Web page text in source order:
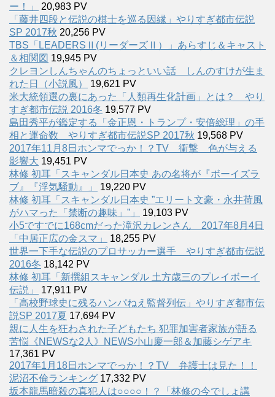
ー！」
20,983 PV
「藤井四段と伝説の棋士を巡る因縁」やりすぎ都市伝説
SP 2017秋 20,256 PV
TBS「LEADERSⅡ(リーダーズⅡ）」あらすじ＆キャスト
＆相関図 19,945 PV
クレヨンしんちゃんのちょっといい話 しんのすけが生ま
れた日（小説風）
19,621 PV
米大統領選の裏にあった「人類再生化計画」とは？ やり
すぎ都市伝説 2016冬 19,577 PV
島田秀平が鑑定する「金正恩・トランプ・安倍総理」の手
相と運命数 やりすぎ都市伝説SP 2017秋 19,568 PV
2017年11月8日ホンマでっか！？TV 衝撃 色が与える
影響大 19,451 PV
林修 初耳「スキャンダル日本史 あの名将が『ボーイズラ
ブ』『浮気騒動』」
19,220 PV
林修 初耳「スキャンダル日本史 ”エリート文豪・永井荷風
がハマった「禁断の趣味」”」
19,103 PV
小5ですでに168cmだった滝沢カレンさん 2017年8月4日
「中居正広の金スマ」
18,255 PV
世界一下手な伝説のプロサッカー選手 やりすぎ都市伝説
2016冬 18,142 PV
林修 初耳「新撰組スキャンダル 土方歳三のプレイボーイ
伝説」
17,911 PV
「高校野球史に残るハンパねえ監督列伝」やりすぎ都市伝
説SP 2017夏 17,694 PV
親に人生を狂わされた子どもたち 犯罪加害者家族が語る
苦悩《NEWSな2人》NEWS小山慶一郎＆加藤シゲアキ
17,361 PV
2017年1月18日ホンマでっか！？TV 弁護士は見た！！
泥沼不倫ランキング 17,332 PV
坂本龍馬暗殺の真犯人は○○○○！？「林修の今でしょ講